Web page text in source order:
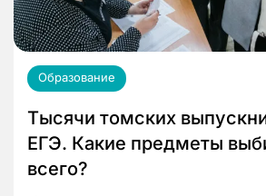
Образование
Тысячи томских
ЕГЭ. Какие предметы
всего?